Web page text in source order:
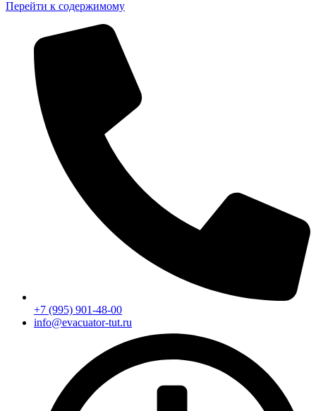
Перейти к содержимому
+7 (995) 901-48-00
info@evacuator-tut.ru